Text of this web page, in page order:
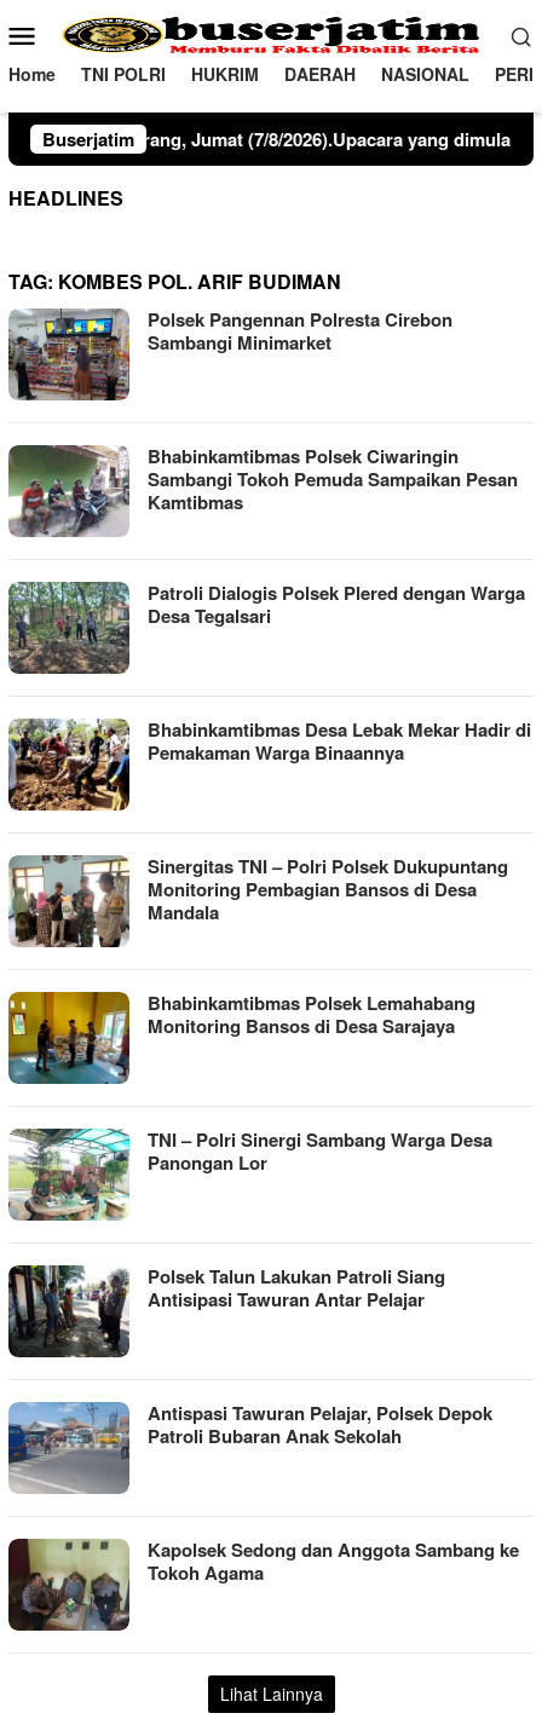
ke
konten
Menu
Mobile
Home TNI POLRI HUKRIM DAERAH NASIONAL
Buserjatim Inspektur Upacara,
HEADLINES
TAG: KOMBES POL. ARIF BUDIMAN
Polsek Pangennan Polresta Cirebon
Sambangi Minimarket
Bhabinkamtibmas Polsek Ciwaringin
Sambangi Tokoh Pemuda Sampaikan Pesan
Kamtibmas
Patroli Dialogis Polsek Plered dengan Warga
Desa Tegalsari
Bhabinkamtibmas Desa Lebak Mekar Hadir di
Pemakaman Warga Binaannya
Sinergitas TNI – Polri Polsek Dukupuntang
Monitoring Pembagian Bansos di Desa
Mandala
Bhabinkamtibmas Polsek Lemahabang
Monitoring Bansos di Desa Sarajaya
TNI – Polri Sinergi Sambang Warga Desa
Panongan Lor
Polsek Talun Lakukan Patroli Siang
Antisipasi Tawuran Antar Pelajar
Antispasi Tawuran Pelajar, Polsek Depok
Patroli Bubaran Anak Sekolah
Kapolsek Sedong dan Anggota Sambang ke
Tokoh Agama
Lihat Lainnya